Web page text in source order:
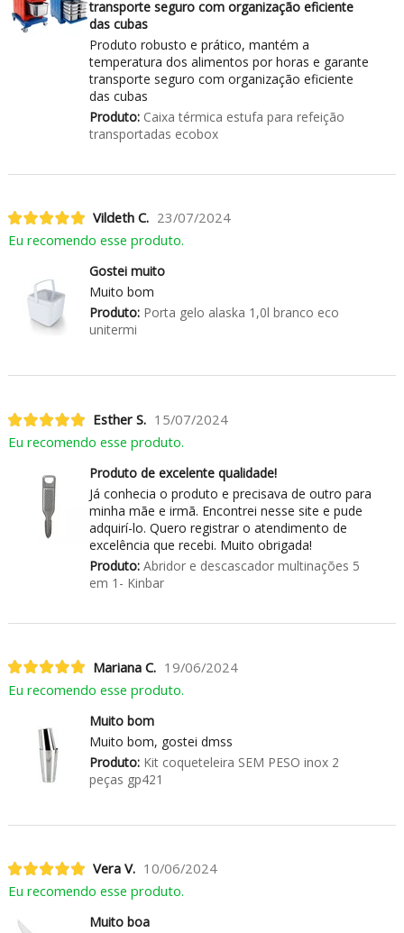
transporte seguro com organização eficiente
das cubas
Produto robusto e prático, mantém a
temperatura dos alimentos por horas e garante
transporte seguro com organização eficiente
das cubas
Produto:Caixa térmica estufa para refeição
transportadas ecobox
Vildeth C. 23/07/2024
Eu recomendo esse produto.
Gostei muito
Muito bom
Produto:Porta gelo alaska 1,0l branco eco
unitermi
Esther S. 15/07/2024
Eu recomendo esse produto.
Produto de excelente qualidade!
Já conhecia o produto e precisava de outro para
minha mãe e irmã. Encontrei nesse site e pude
adquirí-lo. Quero registrar o atendimento de
excelência que recebi. Muito obrigada!
Produto:Abridor e descascador multinações 5
em 1- Kinbar
Mariana C. 19/06/2024
Eu recomendo esse produto.
Muito bom
Muito bom, gostei dmss
Produto:Kit coqueteleira SEM PESO inox 2
peças gp421
Vera V. 10/06/2024
Eu recomendo esse produto.
Muito boa